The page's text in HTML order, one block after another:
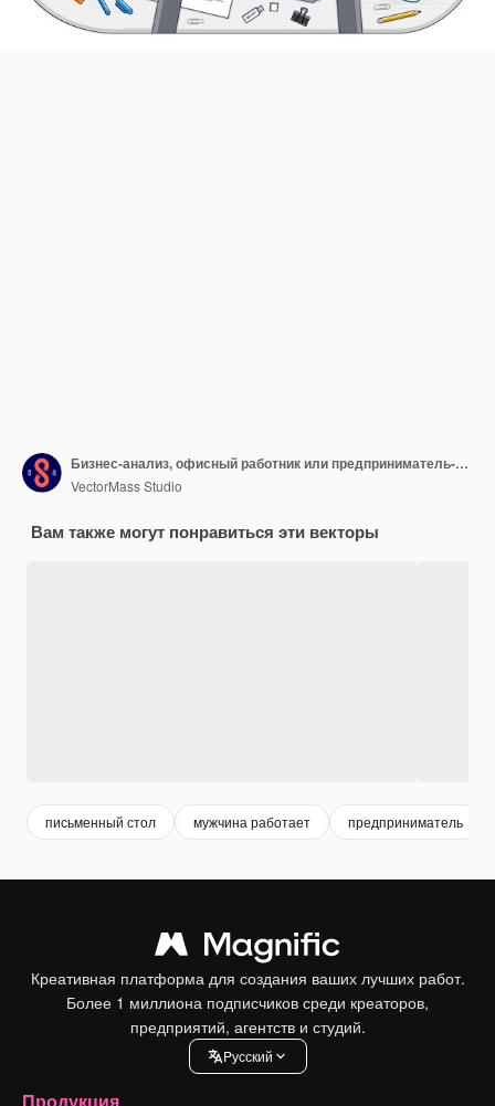
Бизнес-анализ, офисный работник или предприниматель-бизнесмен, работающий над ноутбуком для ПК и бумагами с финансовой аналитикой, вид сверху на рабочий стол с канцелярскими принадлежностями и документами и руками. Вектор.
VectorMass Studio
Вам также могут понравиться эти векторы
письменный стол мужчина работает предприниматель
Креативная платформа для создания ваших лучших работ.
Более 1 миллиона подписчиков среди креаторов,
предприятий, агентств и студий.
Pусский
Продукция